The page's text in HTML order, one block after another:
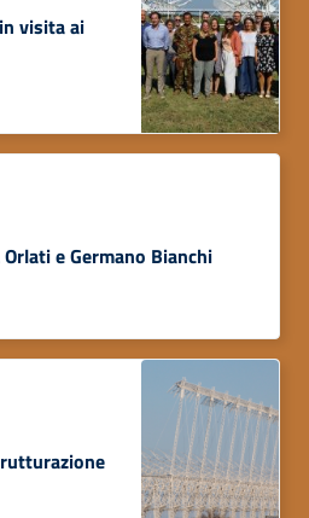
visita ai
e Germano Bianchi